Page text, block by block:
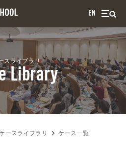
EN
スライブラリ
Library
ースライブラリ ケース一覧